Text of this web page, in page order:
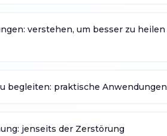
verstehen, um besser zu heilen
begleiten: praktische Anwendungen
jenseits der Zerstörung